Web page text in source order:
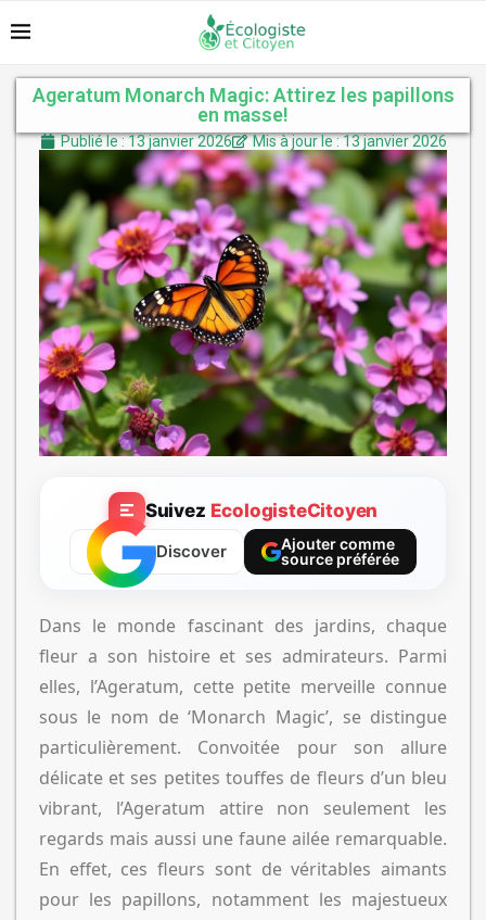
Ageratum Monarch Magic: Attirez les papillons
en masse!
Publié le : 13 janvier 2026 Mis à jour le : 13 janvier 2026
Suivez EcologisteCitoyen
Discover
Ajouter comme
source préférée
Dans le monde fascinant des jardins, chaque
fleur a son histoire et ses admirateurs. Parmi
elles, l’Ageratum, cette petite merveille connue
sous le nom de ‘Monarch Magic’, se distingue
particulièrement. Convoitée pour son allure
délicate et ses petites touffes de fleurs d’un bleu
vibrant, l’Ageratum attire non seulement les
regards mais aussi une faune ailée remarquable.
En effet, ces fleurs sont de véritables aimants
pour les papillons, notamment les majestueux